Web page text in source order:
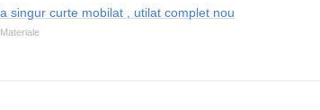
singur curte mobilat , utilat complet nou